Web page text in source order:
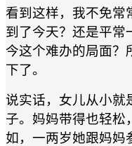
看到这样，我不免常
到了今天？还是平常
今这个难办的局面？
下了。
说实话，女儿从小就
子。妈妈带得也轻松
如，一两岁她跟妈妈